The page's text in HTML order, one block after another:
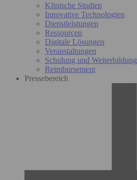
Klinische Studien
Innovative Technologien
Dienstleistungen
Ressourcen
Digitale Lösungen
Veranstaltungen
Schulung und Weiterbildung
Reimbursement
Pressebereich